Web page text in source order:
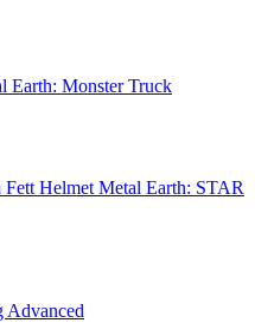
Earth: Monster Truck
Metal Earth: STAR
Advanced